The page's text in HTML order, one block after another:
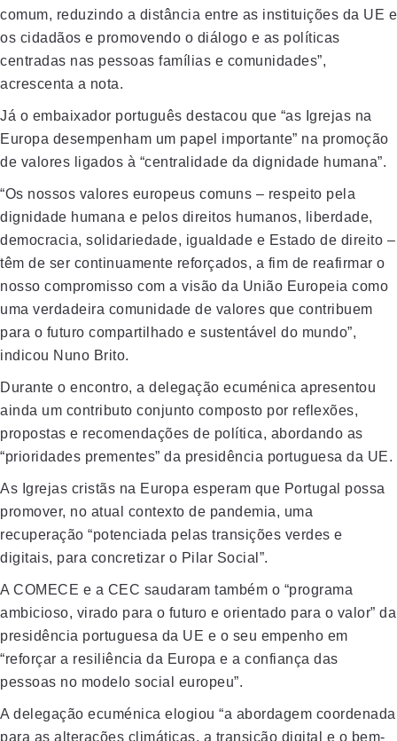
comum, reduzindo a distância entre as instituições da UE e
os cidadãos e promovendo o diálogo e as políticas
centradas nas pessoas famílias e comunidades”,
acrescenta a nota.
Já o embaixador português destacou que “as Igrejas na
Europa desempenham um papel importante” na promoção
de valores ligados à “centralidade da dignidade humana”.
“Os nossos valores europeus comuns – respeito pela
dignidade humana e pelos direitos humanos, liberdade,
democracia, solidariedade, igualdade e Estado de direito –
têm de ser continuamente reforçados, a fim de reafirmar o
nosso compromisso com a visão da União Europeia como
uma verdadeira comunidade de valores que contribuem
para o futuro compartilhado e sustentável do mundo”,
indicou Nuno Brito.
Durante o encontro, a delegação ecuménica apresentou
ainda um contributo conjunto composto por reflexões,
propostas e recomendações de política, abordando as
“prioridades prementes” da presidência portuguesa da UE.
As Igrejas cristãs na Europa esperam que Portugal possa
promover, no atual contexto de pandemia, uma
recuperação “potenciada pelas transições verdes e
digitais, para concretizar o Pilar Social”.
A COMECE e a CEC saudaram também o “programa
ambicioso, virado para o futuro e orientado para o valor” da
presidência portuguesa da UE e o seu empenho em
“reforçar a resiliência da Europa e a confiança das
pessoas no modelo social europeu”.
A delegação ecuménica elogiou “a abordagem coordenada
para as alterações climáticas, a transição digital e o bem-